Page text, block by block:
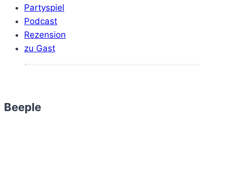
Partyspiel
Podcast
Rezension
zu Gast
Beeple